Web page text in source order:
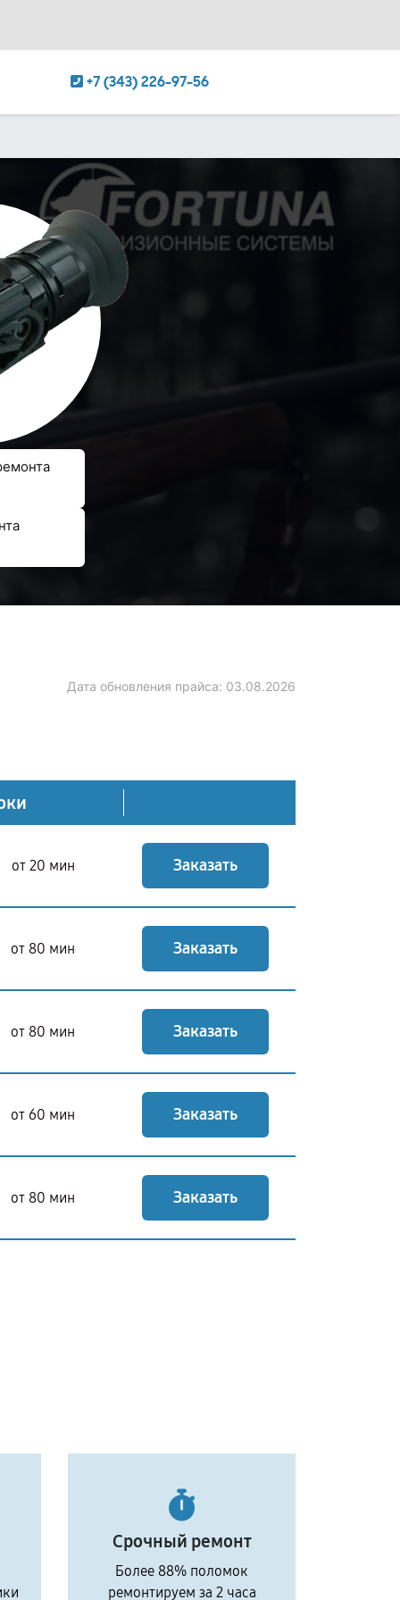
+7 (343) 226-97-56
Дата обновления прайса: 03.08.2026
от 20 мин Заказать
от 80 мин Заказать
от 80 мин Заказать
от 60 мин Заказать
от 80 мин Заказать
Срочный ремонт
Более 88% поломок
ремонтируем за 2 часа